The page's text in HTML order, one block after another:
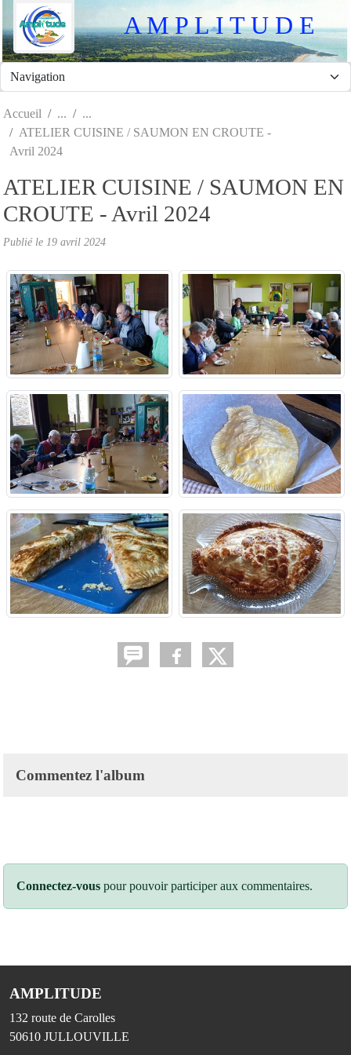
A M P L I T U D E
Accueil
ATELIER CUISINE / SAUMON EN CROUTE -
Avril 2024
ATELIER CUISINE / SAUMON EN
CROUTE - Avril 2024
Publié le 19 avril 2024
Commentez l'album
Connectez-vous pour pouvoir participer aux commentaires.
AMPLITUDE
132 route de Carolles
50610 JULLOUVILLE
Panneau de gestion des cookies